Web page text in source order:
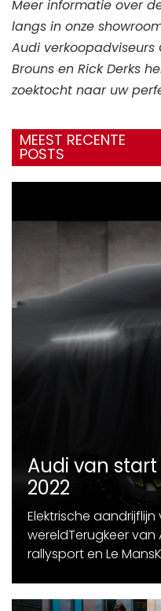
Meer informatie over
langs in onze
Audi verkoopadviseurs
Brouns en Rick Derks
zoektocht naar uw
MEEST RECENTE
POSTS
Audi van
2022
Elektrische
wereldTerugkeer
rallysport en Le